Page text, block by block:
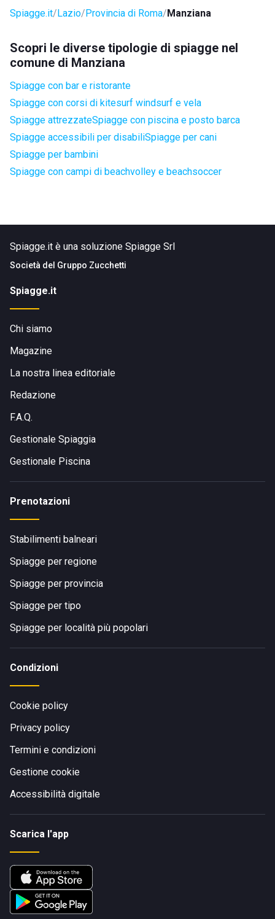
Spiagge.it Lazio Provincia di Roma Manziana
Scopri le diverse tipologie di spiagge nel
comune di Manziana
Spiagge con bar e ristorante
Spiagge con corsi di kitesurf windsurf e vela
Spiagge attrezzateSpiagge con piscina e posto barca
Spiagge accessibili per disabiliSpiagge per cani
Spiagge per bambini
Spiagge con campi di beachvolley e beachsoccer
Spiagge.it è una soluzione Spiagge Srl
Società del Gruppo Zucchetti
Spiagge.it
Chi siamo
Magazine
La nostra linea editoriale
Redazione
F.A.Q.
Gestionale Spiaggia
Gestionale Piscina
Prenotazioni
Stabilimenti balneari
Spiagge per regione
Spiagge per provincia
Spiagge per tipo
Spiagge per località più popolari
Condizioni
Cookie policy
Privacy policy
Termini e condizioni
Gestione cookie
Accessibilità digitale
Scarica l'app